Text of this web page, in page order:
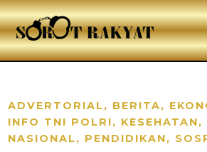
ADVERTORIAL, BERITA,
INFO TNI POLRI, KESEHATAN,
NASIONAL, PENDIDIKAN,